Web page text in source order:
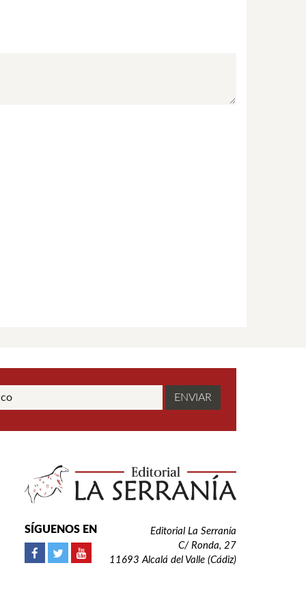
SÍGUENOS EN
Editorial La Serranía
C/ Ronda, 27
11693 Alcalá del Valle (Cádiz)